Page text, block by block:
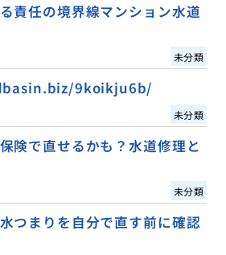
責任の境界線マンション水道
未分類
9koikju6b/
未分類
険で直せるかも？水道修理と
未分類
つまりを自分で直す前に確認